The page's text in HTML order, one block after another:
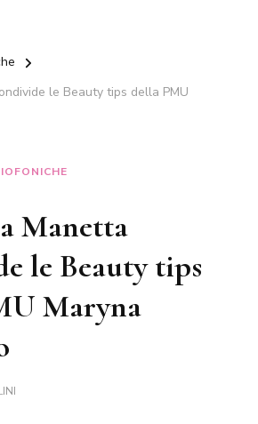
le Beauty tips della PMU
Manetta
le Beauty tips
Maryna